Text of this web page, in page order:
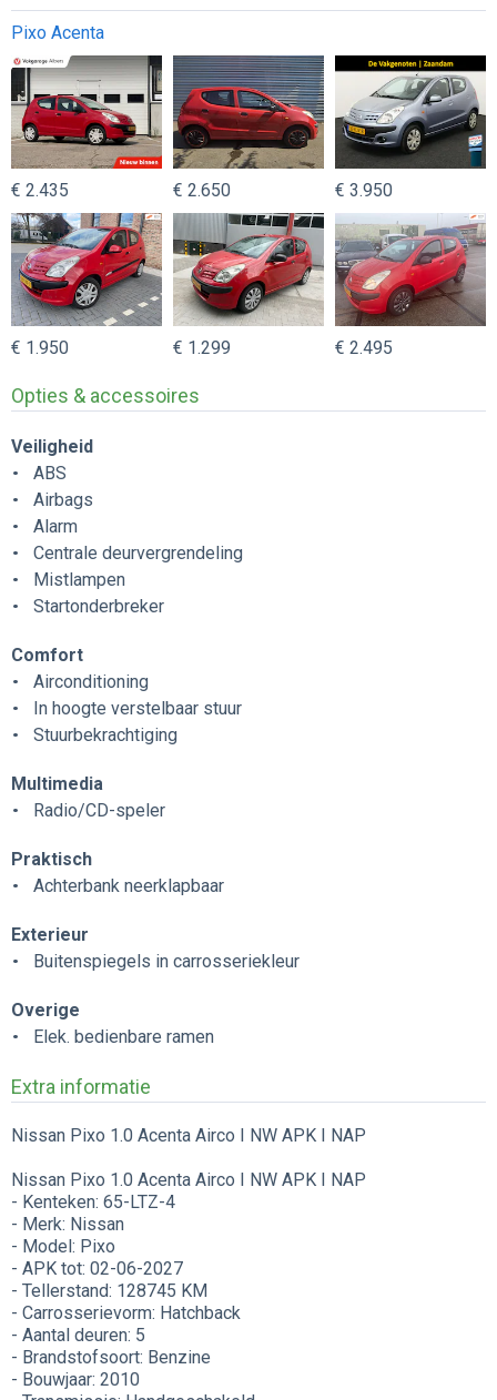
Pixo Acenta
€ 2.435 € 2.650 € 3.950
€ 1.950 € 1.299 € 2.495
Opties & accessoires
Veiligheid
ABS
Airbags
Alarm
Centrale deurvergrendeling
Mistlampen
Startonderbreker
Comfort
Airconditioning
In hoogte verstelbaar stuur
Stuurbekrachtiging
Multimedia
Radio/CD-speler
Praktisch
Achterbank neerklapbaar
Exterieur
Buitenspiegels in carrosseriekleur
Overige
Elek. bedienbare ramen
Extra informatie
Nissan Pixo 1.0 Acenta Airco I NW APK I NAP
Nissan Pixo 1.0 Acenta Airco I NW APK I NAP
- Kenteken: 65-LTZ-4
- Merk: Nissan
- Model: Pixo
- APK tot: 02-06-2027
- Tellerstand: 128745 KM
- Carrosserievorm: Hatchback
- Aantal deuren: 5
- Brandstofsoort: Benzine
- Bouwjaar: 2010